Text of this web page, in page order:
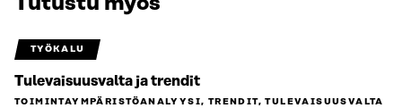
TYÖKALU
Tulevaisuusvalta ja trendit
TOIMINTAYMPÄRISTÖ­ANALYYSI, TRENDIT, TULEVAISUUSVALTA